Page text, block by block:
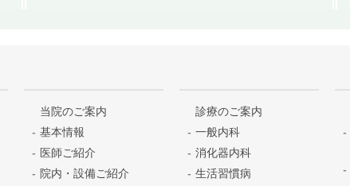
当院のご案内
基本情報
医師ご紹介
院内・設備ご紹介
診療のご案内
一般内科
消化器内科
生活習慣病